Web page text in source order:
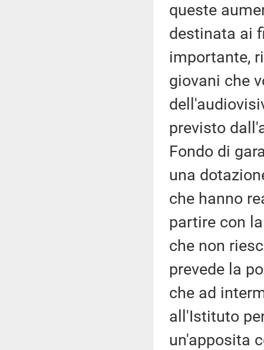
queste
destinata ai
importante,
giovani che
previsto
Fondo di
una
che hanno
partire con
che non
prevede la
che ad
all'Istituto
un'apposita